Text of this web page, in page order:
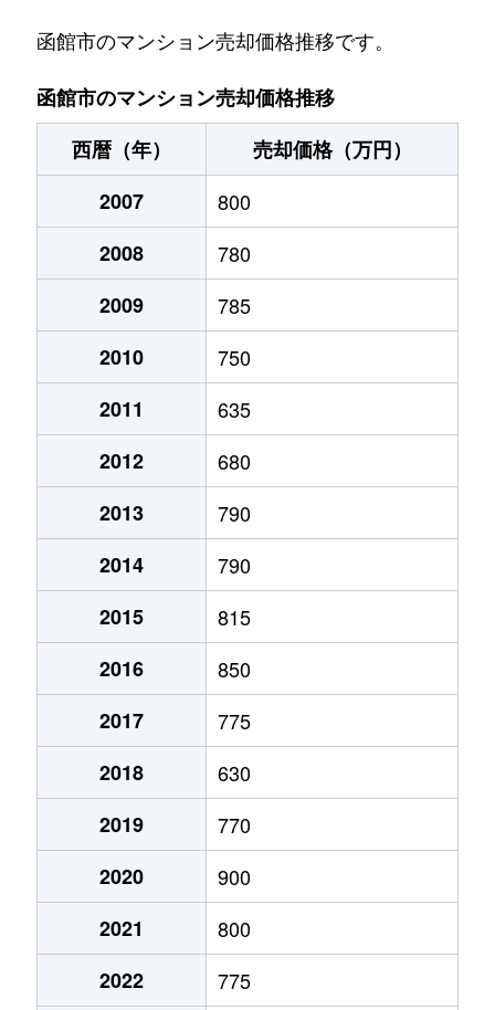
五稜郭町
520万円 五稜郭
末広町
230万円 十字街
末広町
240万円 十字街
千代台町
3,100万円
千代台町
2,400万円
富岡町
1,700万円
富岡町
590万円
1,700万円
深堀町
1,400万円
深堀町
480万円
船見町
2,000万円
弁天町
780万円
1,200万円
750万円
430万円
宮前町
170万円
宮前町
180万円
2,200万円
梁川町
2,200万円
函館市のマンション売却価格推移です。
函館市のマンション売却価格推移
西暦（年）
売却価格（万円）
2007
800
2008
780
2009
785
2010
750
2011
635
2012
680
2013
790
2014
790
2015
815
2016
850
2017
775
2018
630
2019
770
2020
900
2021
800
2022
775